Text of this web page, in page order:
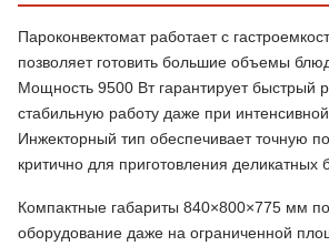
Пароконвектомат работает с
позволяет готовить большие объемы
Мощность 9500 Вт гарантирует быстрый
стабильную работу даже при интенсивной
Инжекторный тип обеспечивает точную
критично для приготовления деликатных
Компактные габариты 840×800×775 мм
оборудование даже на ограниченной